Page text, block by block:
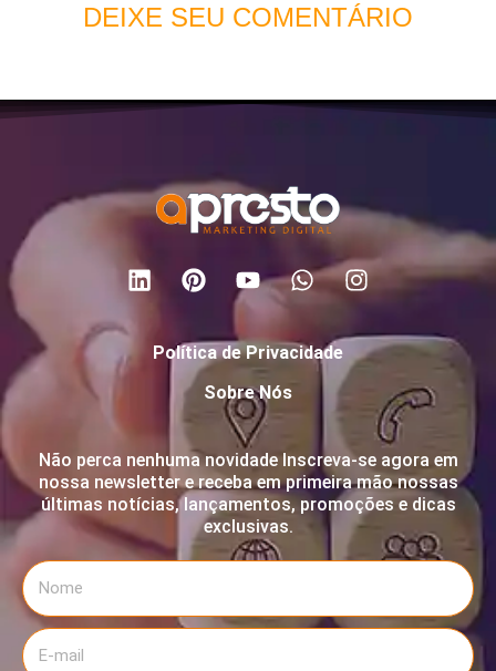
DEIXE SEU COMENTÁRIO
Política de Privacidade
Sobre Nós
Não perca nenhuma novidade Inscreva-se agora em
nossa newsletter e receba em primeira mão nossas
últimas notícias, lançamentos, promoções e dicas
exclusivas.